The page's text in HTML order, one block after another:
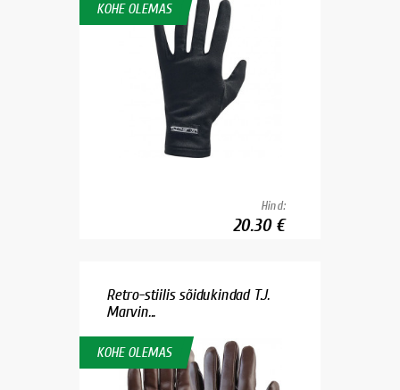
KOHE OLEMAS
Hind:
20.30 €
Retro-stiilis sõidukindad T.J.
Marvin...
KOHE OLEMAS